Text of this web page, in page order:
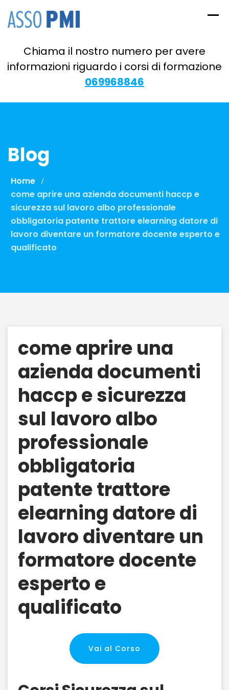
Chiama il nostro numero per avere
informazioni riguardo i corsi di formazione
069968846
Blog
Home
come aprire una azienda documenti haccp e
sicurezza sul lavoro albo professionale
obbligatoria patente trattore elearning datore di
lavoro diventare un formatore docente esperto e
qualificato
come aprire una
azienda documenti
haccp e sicurezza
sul lavoro albo
professionale
obbligatoria
patente trattore
elearning datore di
lavoro diventare un
formatore docente
esperto e
qualificato
Vai al Corso